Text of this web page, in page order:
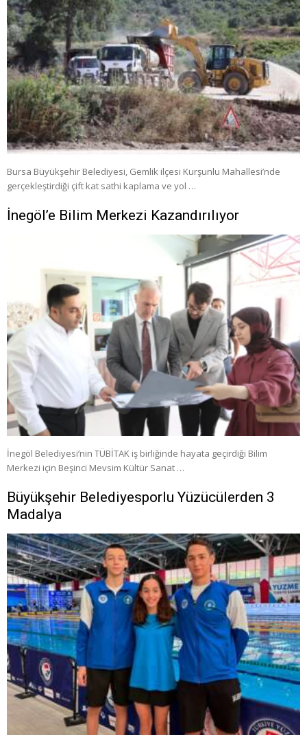
Bursa Büyükşehir Belediyesi, Gemlik ilçesi Kurşunlu Mahallesi’nde
gerçekleştirdiği çift kat sathi kaplama ve yol …
İnegöl’e Bilim Merkezi Kazandırılıyor
İnegöl Belediyesi’nin TÜBİTAK iş birliğinde hayata geçirdiği Bilim
Merkezi için Beşinci Mevsim Kültür Sanat …
Büyükşehir Belediyesporlu Yüzücülerden 3
Madalya